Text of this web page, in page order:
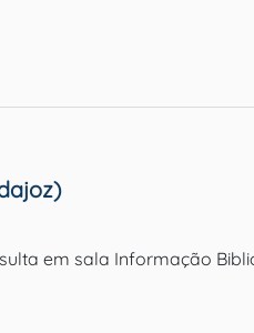
em sala Informação